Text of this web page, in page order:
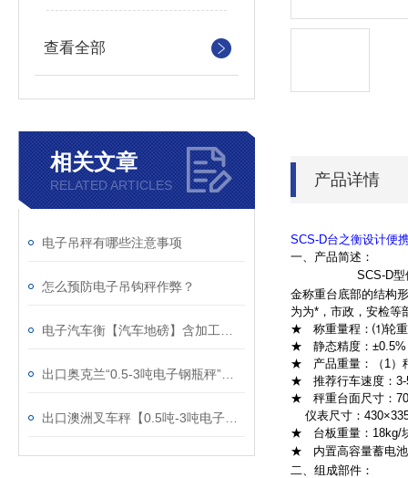
查看全部
相关文章
RELATED ARTICLES
电子吊秤有哪些注意事项
怎么预防电子吊钩秤作弊？
产品详情
SCS-D台之衡设计便
一、产品简述：
SCS-D型
金称重台底部的结构
为为*，市政，安检等
★ 称重量程： ⑴轮
★ 静态精度：
★ 产品重量：（ 1 ）
★ 推荐行车速度：
★ 秤重台面尺寸：
仪表尺寸：
★ 台板重量： 18kg/
★ 内置高容量蓄电
二、 组成部件：